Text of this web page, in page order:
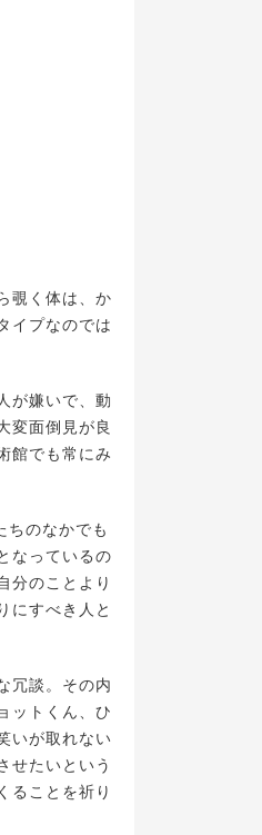
覗く体は、か
イプなのでは
が嫌いで、動
変面倒見が良
館でも常にみ
のなかでも
なっているの
分のことより
にすべき人と
冗談。その内
ットくん、ひ
いが取れない
せたいという
ることを祈り